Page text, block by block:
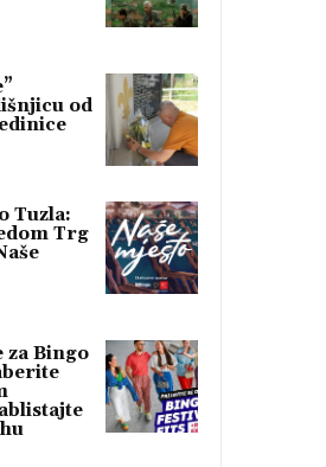
od
Tuzla:
Trg
za Bingo